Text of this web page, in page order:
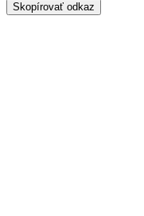
Skopírovať odkaz